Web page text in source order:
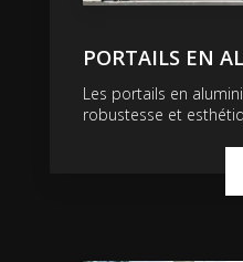
PORTAILS EN
Les portails en
robustesse et